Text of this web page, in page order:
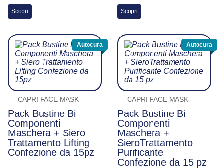
Scopri Scopri
Autocura
CAPRI FACE MASK
Pack Bustine Bi
Componenti
Maschera + Siero
Trattamento Lifting
Confezione da 15pz
Autocura
CAPRI FACE MASK
Pack Bustine Bi
Componenti
Maschera +
SieroTrattamento
Purificante
Confezione da 15 pz